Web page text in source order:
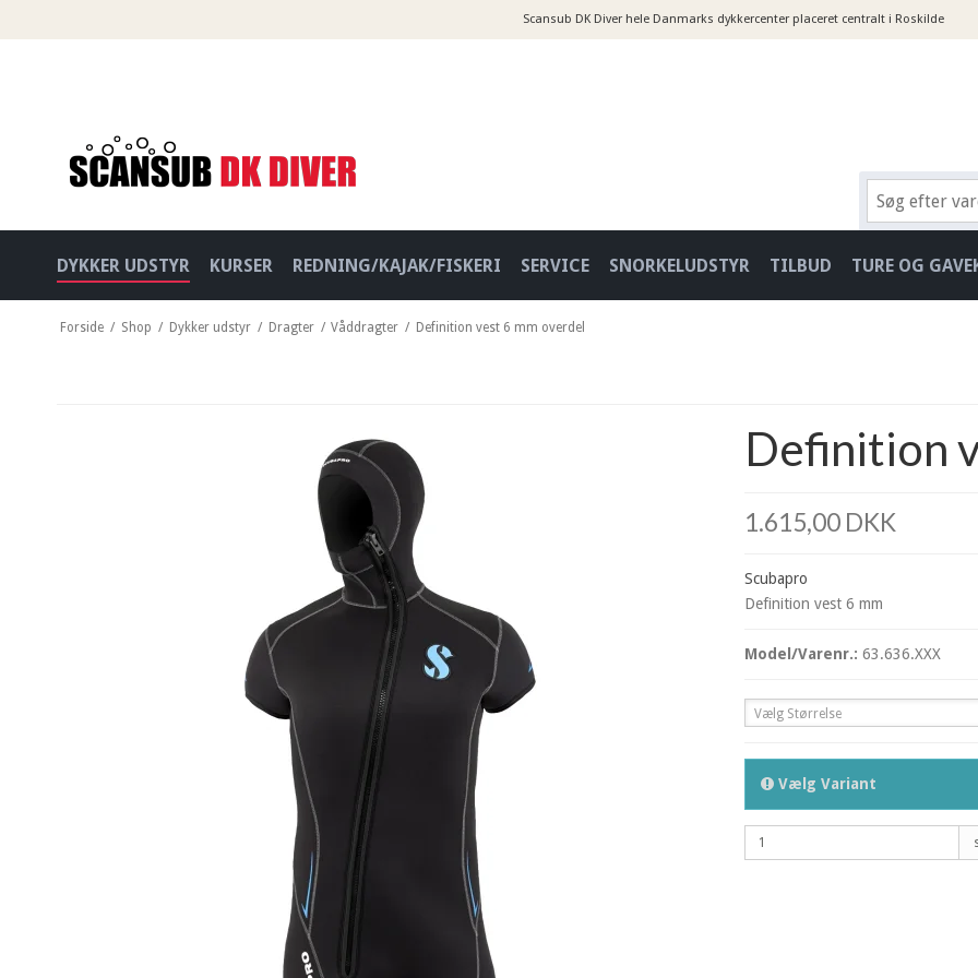
Scansub DK Diver hele Danmarks dykkercenter placeret centralt i Roskilde
DYKKER UDSTYR KURSER REDNING/KAJAK/FISKERI SERVICE SNORKELUDSTYR TILBUD TURE OG
Forside / Shop / Dykker udstyr / Dragter / Våddragter / Definition vest 6 mm overdel
Definition
1.615,00 DKK
Scubapro
Definition vest 6 mm
Model/Varenr.: 63.636.XXX
Vælg Størrelse
Vælg Variant